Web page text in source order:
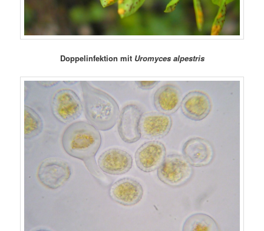
Doppelinfektion mit Uromyces alpestris